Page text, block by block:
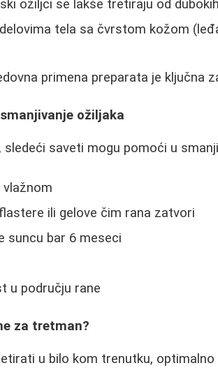
ožiljci se lakše tretiraju od
tela sa čvrstom kožom
primena preparata je ključna
ožiljaka
saveti mogu pomoći u
ili gelove čim rana zatvori
suncu bar 6 meseci
u području rane
za tretman?
u bilo kom trenutku,